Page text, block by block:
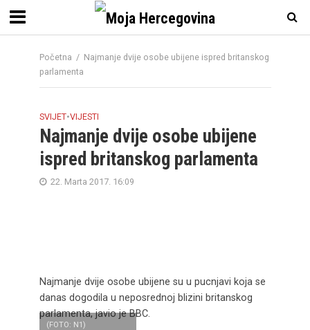
Početna / Najmanje dvije osobe ubijene ispred britanskog
parlamenta
SVIJET•VIJESTI
Najmanje dvije osobe ubijene
ispred britanskog parlamenta
22. Marta 2017. 16:09
Najmanje dvije osobe ubijene su u pucnjavi koja se
danas dogodila u neposrednoj blizini britanskog
parlamenta, javio je BBC.
(FOTO: N1)